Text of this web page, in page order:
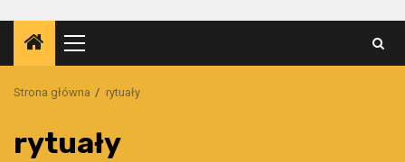
Menu
główne
Strona główna rytuały
rytuały